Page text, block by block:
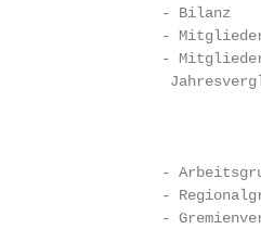
- Bilanz
- Mitglieder
-
-
-
-